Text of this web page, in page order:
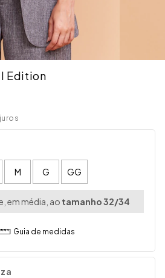
Edition
M G GG
em média, ao tamanho 32/34
Guia de medidas